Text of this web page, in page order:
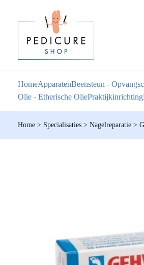
HomeApparatenBeensteun -
Olie - Etherische OliePraktijkinrichting
Home > Specialisaties > Nagelreparatie >